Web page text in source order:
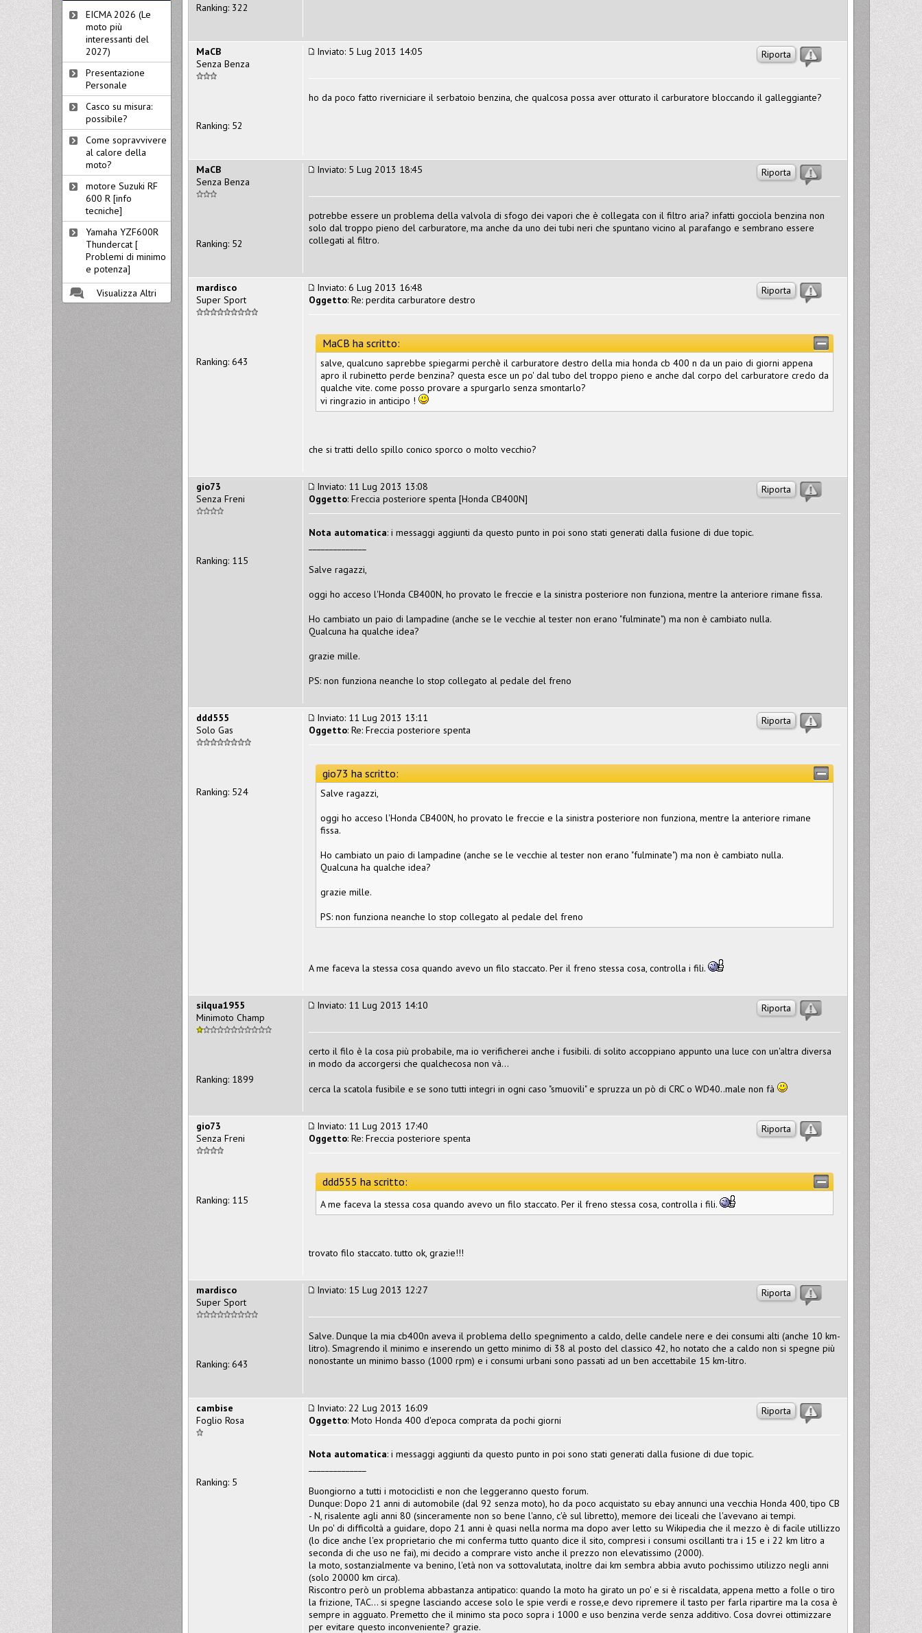
Ranking: 322
Riporta
Inviato: 5 Lug 2013 14:05
ho da poco fatto riverniciare il serbatoio benzina, che qualcosa possa aver otturato il carburatore bloccando il galleggiante?
MaCB
Senza Benza
Ranking: 52
Riporta
Inviato: 5 Lug 2013 18:45
potrebbe essere un problema della valvola di sfogo dei vapori che è collegata con il filtro aria? infatti gocciola benzina non
solo dal troppo pieno del carburatore, ma anche da uno dei tubi neri che spuntano vicino al parafango e sembrano essere
collegati al filtro.
MaCB
Senza Benza
Ranking: 52
Riporta
Inviato: 6 Lug 2013 16:48
Oggetto: Re: perdita carburatore destro
MaCB ha scritto:
salve, qualcuno saprebbe spiegarmi perchè il carburatore destro della mia honda cb 400 n da un paio di giorni appena
apro il rubinetto perde benzina? questa esce un po' dal tubo del troppo pieno e anche dal corpo del carburatore credo da
qualche vite. come posso provare a spurgarlo senza smontarlo?
vi ringrazio in anticipo !
che si tratti dello spillo conico sporco o molto vecchio?
mardisco
Super Sport
Ranking: 643
Riporta
Inviato: 11 Lug 2013 13:08
Oggetto: Freccia posteriore spenta [Honda CB400N]
Nota automatica: i messaggi aggiunti da questo punto in poi sono stati generati dalla fusione di due topic.
Salve ragazzi,
oggi ho acceso l'Honda CB400N, ho provato le freccie e la sinistra posteriore non funziona, mentre la anteriore rimane fissa.
Ho cambiato un paio di lampadine (anche se le vecchie al tester non erano "fulminate") ma non è cambiato nulla.
Qualcuna ha qualche idea?
grazie mille.
PS: non funziona neanche lo stop collegato al pedale del freno
gio73
Senza Freni
Ranking: 115
Riporta
Inviato: 11 Lug 2013 13:11
Oggetto: Re: Freccia posteriore spenta
gio73 ha scritto:
Salve ragazzi,
oggi ho acceso l'Honda CB400N, ho provato le freccie e la sinistra posteriore non funziona, mentre la anteriore rimane
fissa.
Ho cambiato un paio di lampadine (anche se le vecchie al tester non erano "fulminate") ma non è cambiato nulla.
Qualcuna ha qualche idea?
grazie mille.
PS: non funziona neanche lo stop collegato al pedale del freno
A me faceva la stessa cosa quando avevo un filo staccato. Per il freno stessa cosa, controlla i fili.
ddd555
Solo Gas
Ranking: 524
Riporta
Inviato: 11 Lug 2013 14:10
certo il filo è la cosa più probabile, ma io verificherei anche i fusibili. di solito accoppiano appunto una luce con un'altra diversa
in modo da accorgersi che qualchecosa non và...
cerca la scatola fusibile e se sono tutti integri in ogni caso "smuovili" e spruzza un pò di CRC o WD40..male non fà
silqua1955
Minimoto Champ
Ranking: 1899
Riporta
Inviato: 11 Lug 2013 17:40
Oggetto: Re: Freccia posteriore spenta
ddd555 ha scritto:
A me faceva la stessa cosa quando avevo un filo staccato. Per il freno stessa cosa, controlla i fili.
trovato filo staccato. tutto ok, grazie!!!
gio73
Senza Freni
Ranking: 115
Riporta
Inviato: 15 Lug 2013 12:27
Salve. Dunque la mia cb400n aveva il problema dello spegnimento a caldo, delle candele nere e dei consumi alti (anche 10 km-
litro). Smagrendo il minimo e inserendo un getto minimo di 38 al posto del classico 42, ho notato che a caldo non si spegne più
nonostante un minimo basso (1000 rpm) e i consumi urbani sono passati ad un ben accettabile 15 km-litro.
mardisco
Super Sport
Ranking: 643
Riporta
Inviato: 22 Lug 2013 16:09
Oggetto: Moto Honda 400 d'epoca comprata da pochi giorni
Nota automatica: i messaggi aggiunti da questo punto in poi sono stati generati dalla fusione di due topic.
Buongiorno a tutti i motociclisti e non che leggeranno questo forum.
Dunque: Dopo 21 anni di automobile (dal 92 senza moto), ho da poco acquistato su ebay annunci una vecchia Honda 400, tipo CB
- N, risalente agli anni 80 (sinceramente non so bene l'anno, c'è sul libretto), memore dei liceali che l'avevano ai tempi.
Un po' di difficoltà a guidare, dopo 21 anni è quasi nella norma ma dopo aver letto su Wikipedia che il mezzo è di facile utillizzo
(lo dice anche l'ex proprietario che mi conferma tutto quanto dice il sito, compresi i consumi oscillanti tra i 15 e i 22 km litro a
seconda di che uso ne fai), mi decido a comprare visto anche il prezzo non elevatissimo (2000).
la moto, sostanzialmente va benino, l'età non va sottovalutata, inoltre dai km sembra abbia avuto pochissimo utilizzo negli anni
(solo 20000 km circa).
Riscontro però un problema abbastanza antipatico: quando la moto ha girato un po' e si è riscaldata, appena metto a folle o tiro
la frizione, TAC... si spegne lasciando accese solo le spie verdi e rosse,e devo ripremere il tasto per farla ripartire ma la cosa è
sempre in agguato. Premetto che il minimo sta poco sopra i 1000 e uso benzina verde senza additivo. Cosa dovrei ottimizzare
per evitare questo inconveniente? grazie.
cambise
Foglio Rosa
Ranking: 5
EICMA 2026 (Le
moto più
interessanti del
2027)
Presentazione
Personale
Casco su misura:
possibile?
Come sopravvivere
al calore della
moto?
motore Suzuki RF
600 R [info
tecniche]
Yamaha YZF600R
Thundercat [
Problemi di minimo
e potenza]
Visualizza Altri